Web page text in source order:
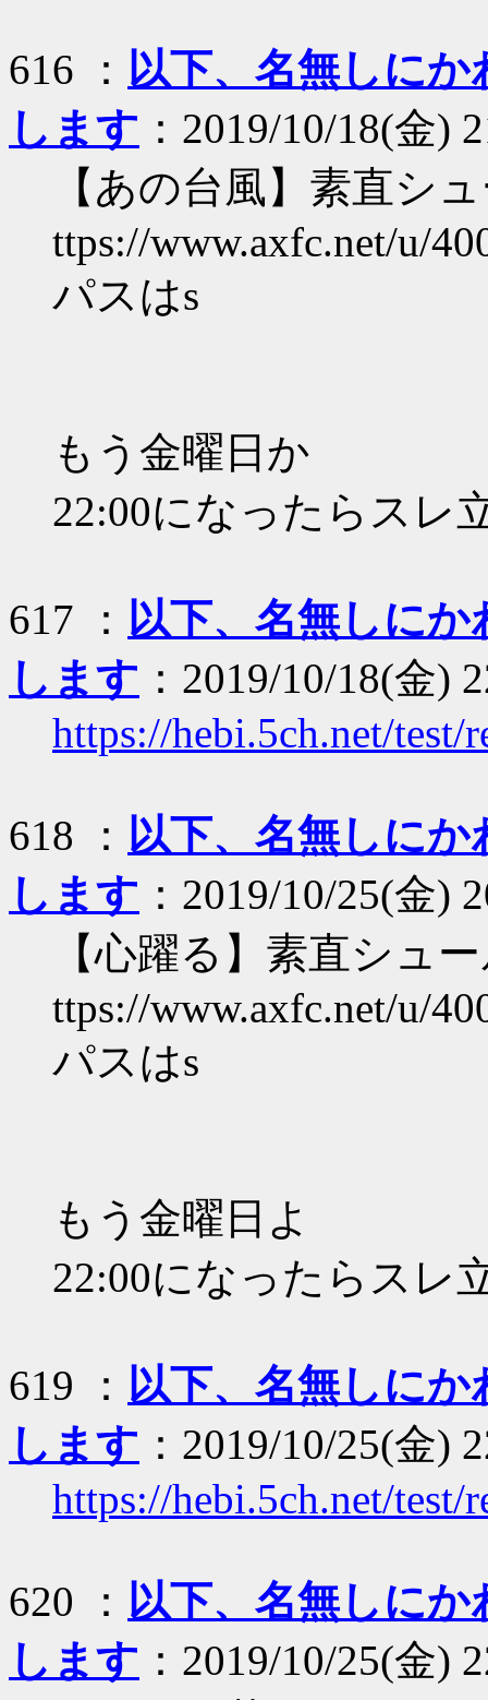
616 ： 以下、名無しに
します ：2019/10/18(金)
【あの台風】素直シ
ttps://www.axfc.net/u/
パスはs
もう金曜日か
22:00になったらスレ
617 ： 以下、名無しに
します ：2019/10/18(金)
https://hebi.5ch.net/test/
618 ： 以下、名無しに
します ：2019/10/25(金)
【心躍る】素直シュ
ttps://www.axfc.net/u/
パスはs
もう金曜日よ
22:00になったらスレ
619 ： 以下、名無しに
します ：2019/10/25(金)
https://hebi.5ch.net/test/
620 ： 以下、名無しに
します ：2019/10/25(金)